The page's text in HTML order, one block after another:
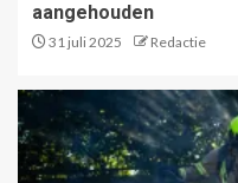
aangehouden
31 juli 2025 Redactie